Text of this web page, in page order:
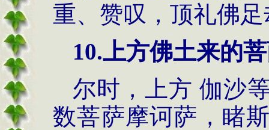
重、赞叹，顶礼佛
10.上方佛土来的
尔时，上方 伽沙
数菩萨摩诃萨，睹